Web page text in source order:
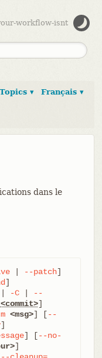
workflow-isnt
Français ▾
Topics ▾
dans le
| --patch]
]
-C |
--
<commit>]
<msg>] [--
]
] [--no-
]